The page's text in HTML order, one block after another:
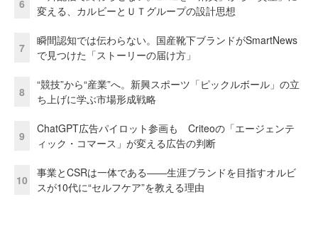
6
変える、カルビーとＵＴグループの設計思想
7
瞬間認知では伝わらない。国産靴下ブランドがSmartNews
で見つけた「ストーリーの届け方」
8
“競技”から“産業”へ。新興スポーツ「ピックルボール」の立
ち上げに学ぶ市場形成戦略
9
ChatGPT広告パイロット参画も Criteoの「エージェンテ
ィック・コマース」が変える広告の判断
10
事業とCSRは一体である――生涯ブランドを目指すオルビ
スが10代に“セルフケア”を教える理由